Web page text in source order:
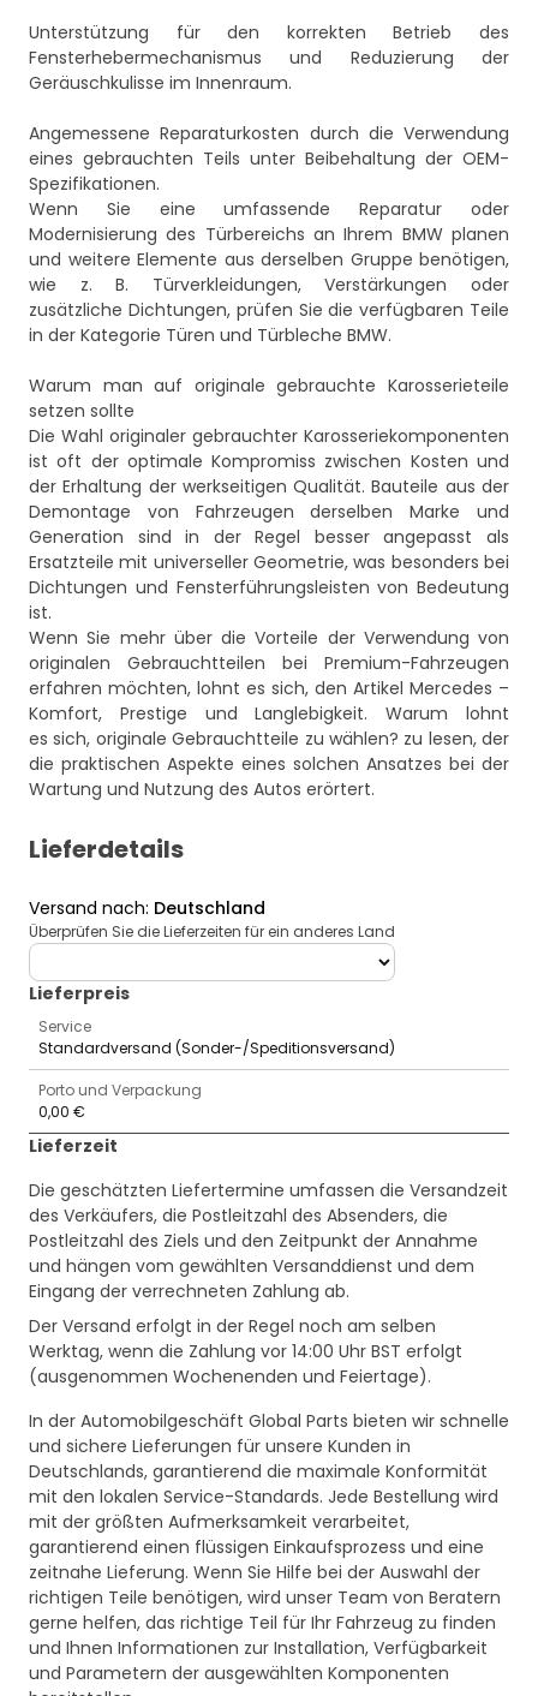
Unterstützung für den korrekten Betrieb des
Fensterhebermechanismus und Reduzierung der
Geräuschkulisse im Innenraum.
Angemessene Reparaturkosten durch die Verwendung
eines gebrauchten Teils unter Beibehaltung der OEM-
Spezifikationen.
Wenn Sie eine umfassende Reparatur oder
Modernisierung des Türbereichs an Ihrem BMW planen
und weitere Elemente aus derselben Gruppe benötigen,
wie z. B. Türverkleidungen, Verstärkungen oder
zusätzliche Dichtungen, prüfen Sie die verfügbaren Teile
in der Kategorie Türen und Türbleche BMW.
Warum man auf originale gebrauchte Karosserieteile
setzen sollte
Die Wahl originaler gebrauchter Karosseriekomponenten
ist oft der optimale Kompromiss zwischen Kosten und
der Erhaltung der werkseitigen Qualität. Bauteile aus der
Demontage von Fahrzeugen derselben Marke und
Generation sind in der Regel besser angepasst als
Ersatzteile mit universeller Geometrie, was besonders bei
Dichtungen und Fensterführungsleisten von Bedeutung
ist.
Wenn Sie mehr über die Vorteile der Verwendung von
originalen Gebrauchtteilen bei Premium-Fahrzeugen
erfahren möchten, lohnt es sich, den Artikel Mercedes –
Komfort, Prestige und Langlebigkeit. Warum lohnt
es sich, originale Gebrauchtteile zu wählen? zu lesen, der
die praktischen Aspekte eines solchen Ansatzes bei der
Wartung und Nutzung des Autos erörtert.
Lieferdetails
Versand nach: Deutschland
Überprüfen Sie die Lieferzeiten für ein anderes Land
deliveryCountry
Lieferpreis
Service
Standardversand (Sonder-/Speditionsversand)
Porto und Verpackung
0,00 €
Lieferzeit
Die geschätzten Liefertermine umfassen die Versandzeit
des Verkäufers, die Postleitzahl des Absenders, die
Postleitzahl des Ziels und den Zeitpunkt der Annahme
und hängen vom gewählten Versanddienst und dem
Eingang der verrechneten Zahlung ab.
Der Versand erfolgt in der Regel noch am selben
Werktag, wenn die Zahlung vor 14:00 Uhr BST erfolgt
(ausgenommen Wochenenden und Feiertage).
In der Automobilgeschäft Global Parts bieten wir schnelle
und sichere Lieferungen für unsere Kunden in
Deutschlands, garantierend die maximale Konformität
mit den lokalen Service-Standards. Jede Bestellung wird
mit der größten Aufmerksamkeit verarbeitet,
garantierend einen flüssigen Einkaufsprozess und eine
zeitnahe Lieferung. Wenn Sie Hilfe bei der Auswahl der
richtigen Teile benötigen, wird unser Team von Beratern
gerne helfen, das richtige Teil für Ihr Fahrzeug zu finden
und Ihnen Informationen zur Installation, Verfügbarkeit
und Parametern der ausgewählten Komponenten